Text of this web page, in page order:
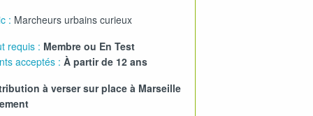
: Marcheurs urbains curieux
requis : Membre ou En Test
acceptés : À partir de 12 ans
à verser sur place à Marseille